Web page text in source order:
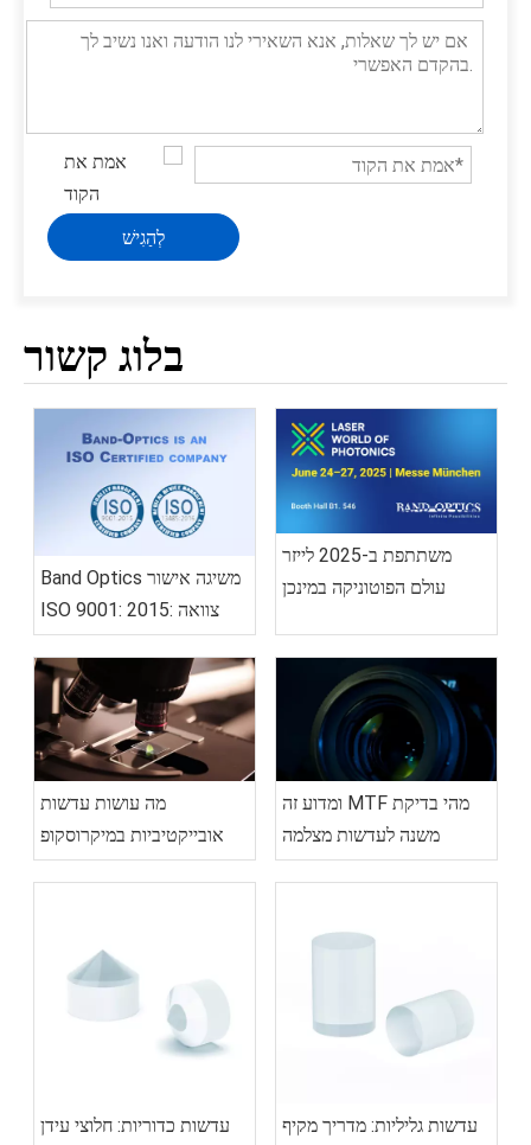
לְהַגִישׁ
בלוג קשור
משתתפת ב-2025 לייזר
עולם הפוטוניקה במינכן
Band Optics משיגה אישור
ISO 9001: 2015: צוואה
לאיכות ומצוינות
מהי בדיקת MTF ומדוע זה
משנה לעדשות מצלמה
מה עושות עדשות
אובייקטיביות במיקרוסקופ
עדשות גליליות: מדריך מקיף
עדשות כדוריות: חלוצי עידן